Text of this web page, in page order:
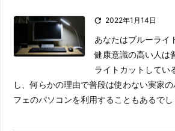
 2022年1月14日
あなたはブルーラ
健康意識の高い人は
ライトカットしてい
し、何らかの理由で普段は使わない実家
フェのパソコンを利用することもあるでし